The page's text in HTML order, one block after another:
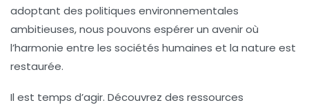
adoptant des politiques environnementales
ambitieuses, nous pouvons espérer un avenir où
l’harmonie entre les sociétés humaines et la nature est
restaurée.
Il est temps d’agir. Découvrez des ressources